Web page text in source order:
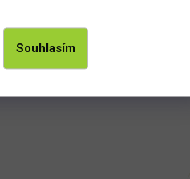
Souhlasím
dispozici je
stříbrný lesk a
odstín na
zvolte